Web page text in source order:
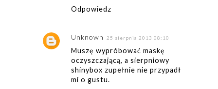
Odpowiedz
Unknown 25 sierpnia 2013 08:10
Muszę wypróbować maskę
oczyszczającą, a sierpniowy
shinybox zupełnie nie przypadł
mi o gustu.